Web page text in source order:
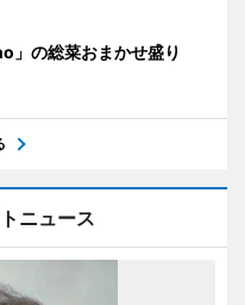
」の総菜おまかせ盛り
ニュース